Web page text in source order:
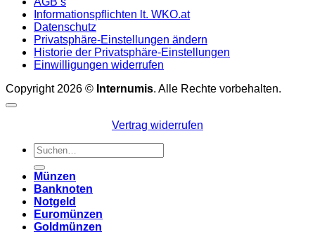
Informationspflichten lt. WKO.at
Datenschutz
Privatsphäre-Einstellungen ändern
Historie der Privatsphäre-Einstellungen
Einwilligungen widerrufen
Copyright 2026 © Internumis. Alle Rechte vorbehalten.
Vertrag widerrufen
Suchen
nach:
Münzen
Banknoten
Notgeld
Euromünzen
Goldmünzen